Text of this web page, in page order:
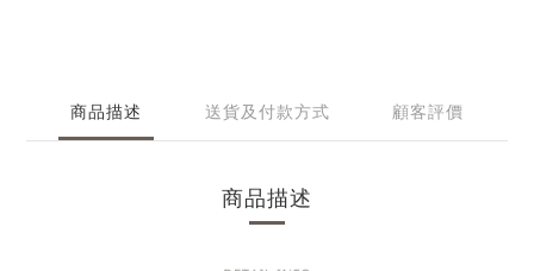
商品描述 送貨及付款方式 顧客評價
商品描述